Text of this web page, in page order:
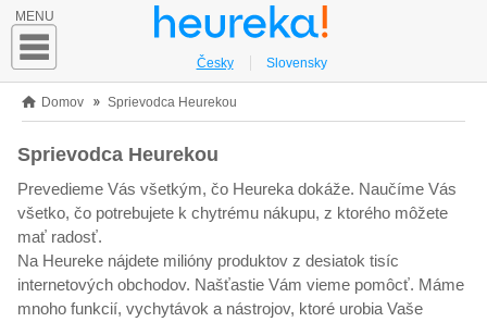
MENU
Česky Slovensky
Domov Sprievodca Heurekou
Sprievodca Heurekou
Prevedieme Vás všetkým, čo Heureka dokáže. Naučíme Vás
všetko, čo potrebujete k chytrému nákupu, z ktorého môžete
mať radosť.
Na Heureke nájdete milióny produktov z desiatok tisíc
internetových obchodov. Našťastie Vám vieme pomôcť. Máme
mnoho funkcií, vychytávok a nástrojov, ktoré urobia Vaše